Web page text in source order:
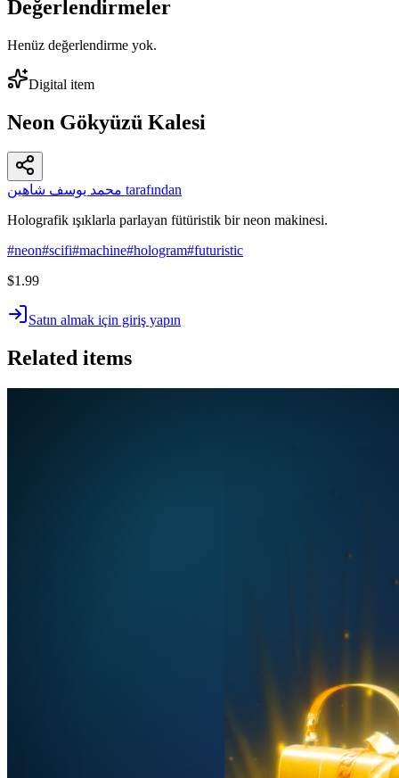
Değerlendirmeler
Henüz değerlendirme yok.
Digital item
Neon Gökyüzü Kalesi
محمد يوسف شاهين tarafından
Holografik ışıklarla parlayan fütüristik bir neon makinesi.
#neon#scifi#machine#hologram#futuristic
$1.99
Satın almak için giriş yapın
Related items